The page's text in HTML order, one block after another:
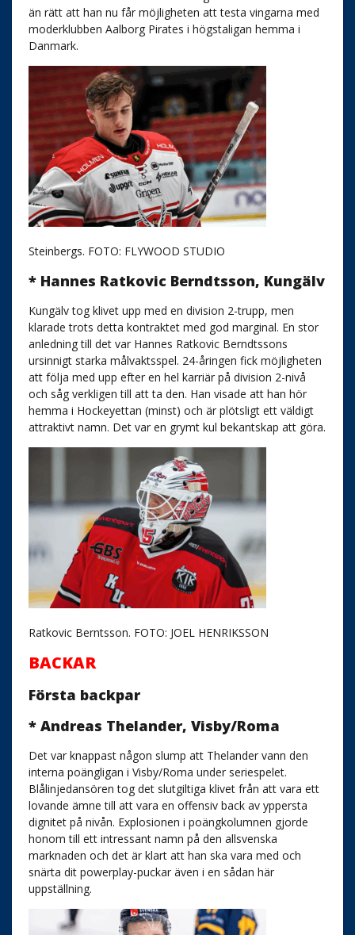
än rätt att han nu får möjligheten att testa vingarna med
moderklubben Aalborg Pirates i högstaligan hemma i
Danmark.
Steinbergs. FOTO: FLYWOOD STUDIO
* Hannes Ratkovic Berndtsson, Kungälv
Kungälv tog klivet upp med en division 2-trupp, men
klarade trots detta kontraktet med god marginal. En stor
anledning till det var Hannes Ratkovic Berndtssons
ursinnigt starka målvaktsspel. 24-åringen fick möjligheten
att följa med upp efter en hel karriär på division 2-nivå
och såg verkligen till att ta den. Han visade att han hör
hemma i Hockeyettan (minst) och är plötsligt ett väldigt
attraktivt namn. Det var en grymt kul bekantskap att göra.
Ratkovic Berntsson. FOTO: JOEL HENRIKSSON
BACKAR
Första backpar
* Andreas Thelander, Visby/Roma
Det var knappast någon slump att Thelander vann den
interna poängligan i Visby/Roma under seriespelet.
Blålinjedansören tog det slutgiltiga klivet från att vara ett
lovande ämne till att vara en offensiv back av yppersta
dignitet på nivån. Explosionen i poängkolumnen gjorde
honom till ett intressant namn på den allsvenska
marknaden och det är klart att han ska vara med och
snärta dit powerplay-puckar även i en sådan här
uppställning.